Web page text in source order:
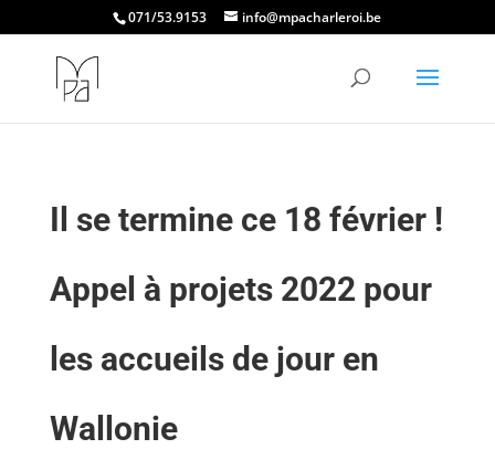
071/53.9153 info@mpacharleroi.be
Il se termine ce 18 février !
Appel à projets 2022 pour
les accueils de jour en
Wallonie